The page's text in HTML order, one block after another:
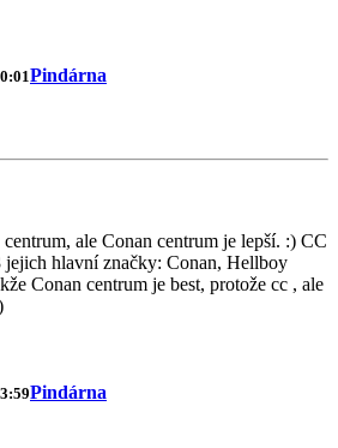
Pindárna
ale Conan centrum je lepší. :) CC
jejich hlavní značky: Conan, Hellboy
Conan centrum je best, protože cc , ale
Pindárna